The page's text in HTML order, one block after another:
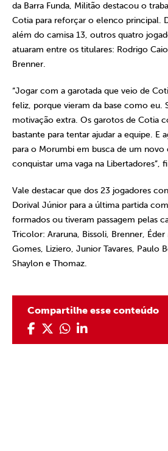
da Barra Funda, Militão destacou o
Cotia para reforçar o elenco principal.
além do camisa 13, outros quatro
atuaram entre os titulares: Rodrigo
Brenner.
“Jogar com a garotada que veio de
feliz, porque vieram da base como eu.
motivação extra. Os garotos de Cotia
bastante para tentar ajudar a equipe. E
para o Morumbi em busca de um novo
conquistar uma vaga na Libertadores”,
Vale destacar que dos 23 jogadores
Dorival Júnior para a última partida
formados ou tiveram passagem pelas
Tricolor: Araruna, Bissoli, Brenner,
Gomes, Liziero, Junior Tavares, Paulo
Shaylon e Thomaz.
Compartilhe esse conteúdo